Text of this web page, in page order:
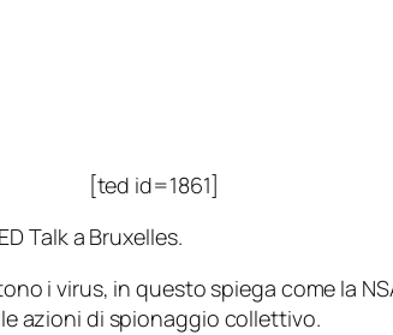
[ted id=1861]
Talk a Bruxelles.
i virus, in questo spiega come la
azioni di spionaggio collettivo.